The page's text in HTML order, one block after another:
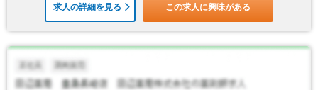
求人の詳細を見る この求人に興味がある